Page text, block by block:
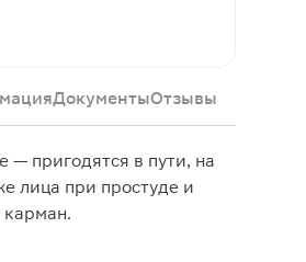
ДокументыОтзывы
— пригодятся в пути, на
лица при простуде и
карман.